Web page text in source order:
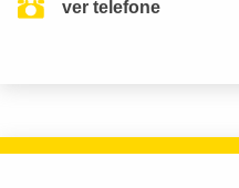
ver telefone